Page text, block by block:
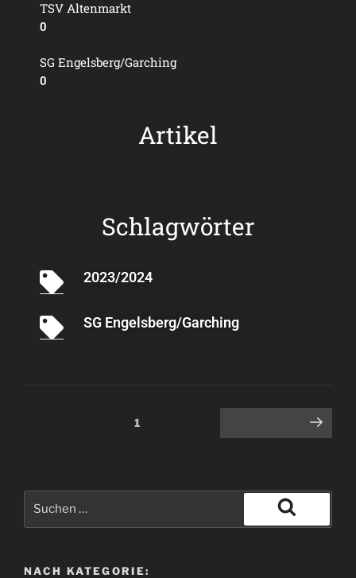
TSV Altenmarkt
0
SG Engelsberg/Garching
0
Artikel
Schlagwörter
2023/2024
SG Engelsberg/Garching
1
NACH KATEGORIE: